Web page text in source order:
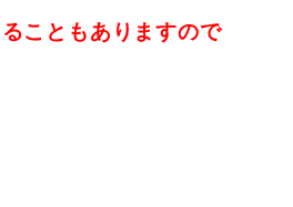
こともありますので